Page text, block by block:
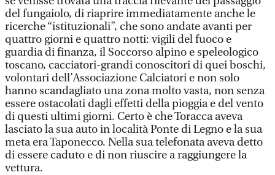
del fungaiolo, di riaprire immediatamente anche le
ricerche “istituzionali”, che sono andate avanti per
quattro giorni e quattro notti: vigili del fuoco e
guardia di finanza, il Soccorso alpino e speleologico
toscano, cacciatori-grandi conoscitori di quei boschi,
volontari dell’Associazione Calciatori e non solo
hanno scandagliato una zona molto vasta, non senza
essere ostacolati dagli effetti della pioggia e del vento
di questi ultimi giorni. Certo è che Toracca aveva
lasciato la sua auto in località Ponte di Legno e la sua
meta era Taponecco. Nella sua telefonata aveva detto
di essere caduto e di non riuscire a raggiungere la
vettura.